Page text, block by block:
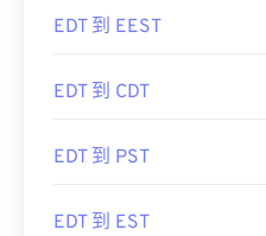
EDT 到 EEST
EDT 到 CDT
EDT 到 PST
EDT 到 EST